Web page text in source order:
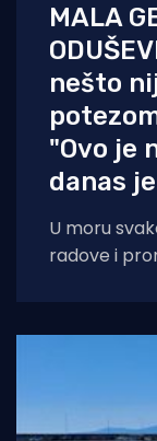
MALA
nešto
"Ovo je
danas
U moru
radove i